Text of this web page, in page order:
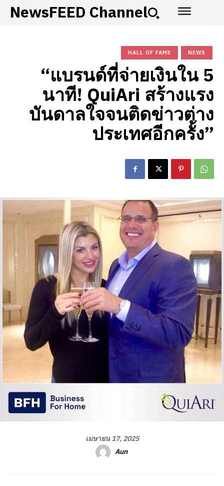
NewsFEED Channel
HALL OF FAME NEWS
“แบรนด์ที่จ่ายเงินใน 5
นาที! QuiAri สร้างแรง
บันดาลใจจนติดข่าวต่าง
ประเทศอีกครั้ง”
เมษายน 17, 2025
Aun